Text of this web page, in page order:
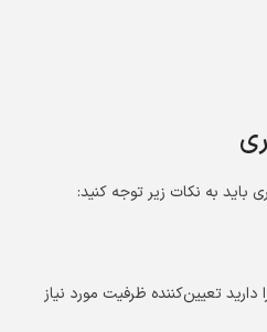
باید به نکات زیر توجه کنید:
تعیین‌کننده ظرفیت مورد نیاز